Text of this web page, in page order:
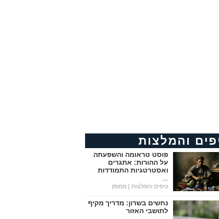
והמלצות
פוסט טראומה והשפעתה
על ההורות: אתגרים
ואסטרטגיות התמודדות
טיפים והמלצות | ממומן
נחשים בשרון: מדריך מקיף
לתושבי האזור